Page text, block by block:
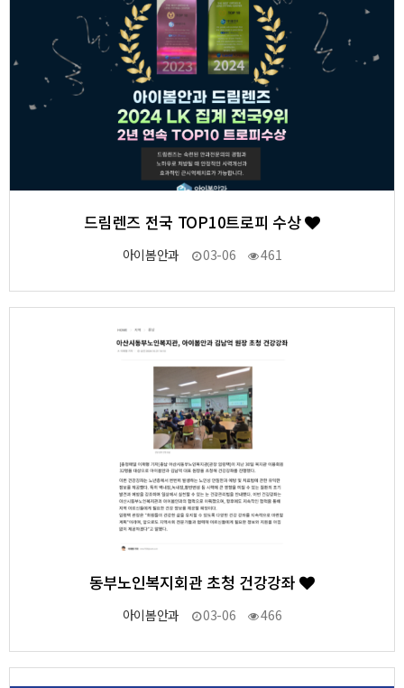
드림렌즈 전국 TOP10트로피 수상
아이봄안과 03-06 461
10
동부노인복지회관 초청 건강강좌
작성자
아이봄안과
작성일
03-06
조회
466
9
작성자
작성일
조회